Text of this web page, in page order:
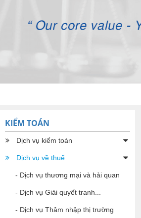
KIỂM TOÁN
Dịch vụ kiểm toán
Dịch vụ về thuế
- Dịch vụ thương mại và hải quan
- Dịch vụ Giải quyết tranh...
- Dịch vụ Thâm nhập thị trường